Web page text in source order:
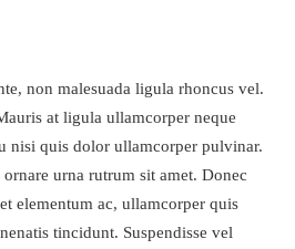
non malesuada ligula rhoncus vel.
at ligula ullamcorper neque
nisi quis dolor ullamcorper pulvinar.
urna rutrum sit amet. Donec
elementum ac, ullamcorper quis
tincidunt. Suspendisse vel